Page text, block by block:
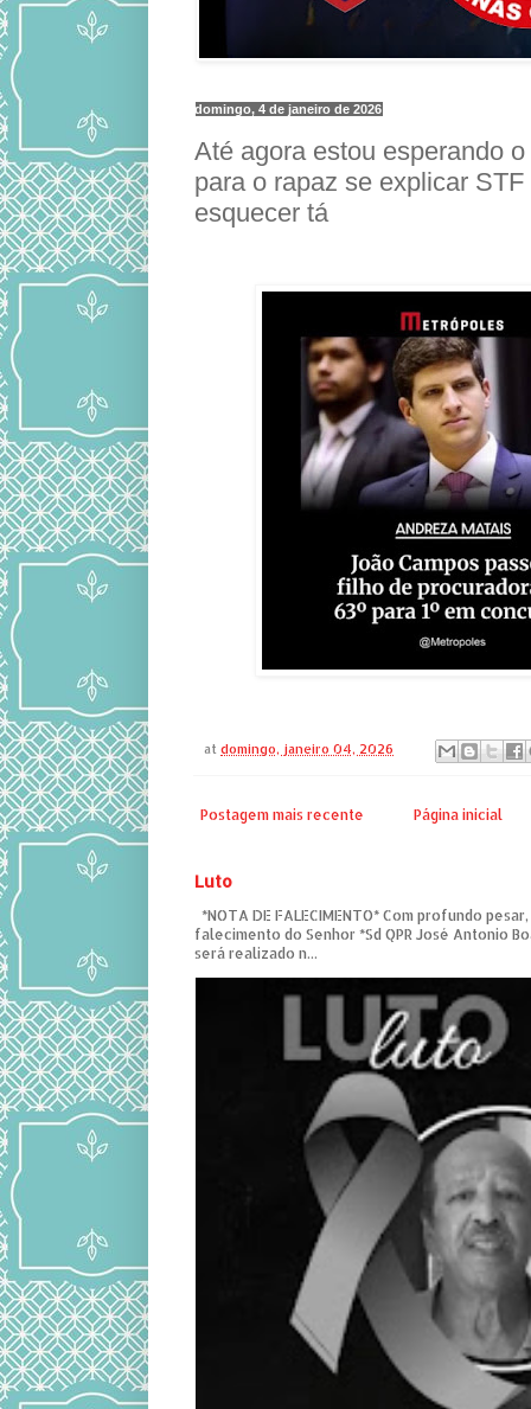
domingo, 4 de janeiro de 2026
Até agora estou esperando
para o rapaz se explicar
esquecer tá
atdomingo, janeiro 04, 2026
Postagem mais recente Página inicial
Luto
*NOTA DE FALECIMENTO* Com profundo
falecimento do Senhor *Sd QPR José Antonio
será realizado n...